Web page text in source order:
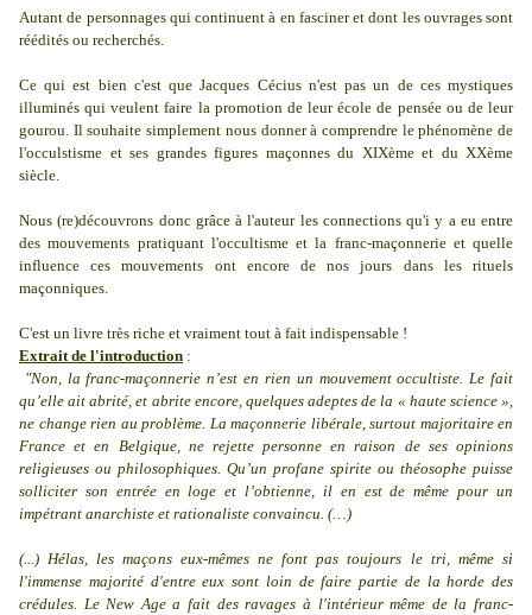
Autant de personnages qui continuent à en fasciner et dont les ouvrages sont
réédités ou recherchés.
Ce qui est bien c'est que Jacques Cécius n'est pas un de ces mystiques
illuminés qui veulent faire la promotion de leur école de pensée ou de leur
gourou. Il souhaite simplement nous donner à comprendre le phénomène de
l'occulstisme et ses grandes figures maçonnes du XIXème et du XXème
siècle.
Nous (re)découvrons donc grâce à l'auteur les connections qu'i y a eu entre
des mouvements pratiquant l'occultisme et la franc-maçonnerie et quelle
influence ces mouvements ont encore de nos jours dans les rituels
maçonniques.
C'est un livre très riche et vraiment tout à fait indispensable !
Extrait de l'introduction :
"Non, la franc-maçonnerie n’est en rien un mouvement occultiste. Le fait
qu’elle ait abrité, et abrite encore, quelques adeptes de la « haute science »,
ne change rien au problème. La maçonnerie libérale, surtout majoritaire en
France et en Belgique, ne rejette personne en raison de ses opinions
religieuses ou philosophiques. Qu’un profane spirite ou théosophe puisse
solliciter son entrée en loge et l’obtienne, il en est de même pour un
impétrant anarchiste et rationaliste convaincu. (…)
(...) Hélas, les maçons eux-mêmes ne font pas toujours le tri, même si
l'immense majorité d'entre eux sont loin de faire partie de la horde des
crédules. Le New Age a fait des ravages à l'intérieur même de la franc-